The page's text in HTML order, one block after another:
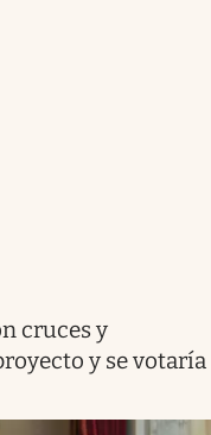
cruces y
y se votaría